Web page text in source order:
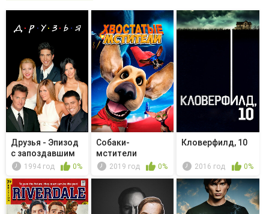
Друзья - Эпизод
с запоздавшим
днём бл...
1994 год 0%
Собаки-
мстители
2019 год 0%
Кловерфилд, 10
2016 год 0%